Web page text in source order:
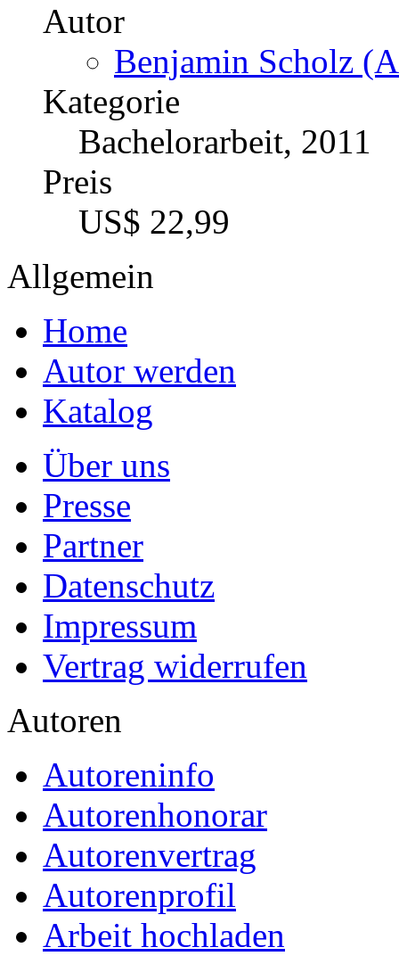
Autor
Benjamin Scholz
Kategorie
Bachelorarbeit, 2011
Preis
US$ 22,99
Allgemein
Home
Autor werden
Katalog
Über uns
Presse
Partner
Datenschutz
Impressum
Vertrag widerrufen
Autoren
Autoreninfo
Autorenhonorar
Autorenvertrag
Autorenprofil
Arbeit hochladen